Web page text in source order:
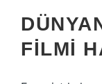
FILMI